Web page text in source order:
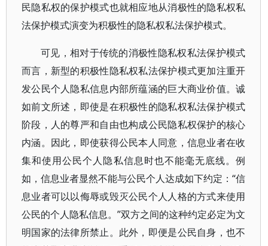
民隐私权的保护模式也就相应地从消极性的隐私权私
法保护模式演变为积极性的隐私权私法保护模式。
可见，相对于传统的消极性隐私权私法保护模式
而言，新型的积极性隐私权私法保护模式更加注重开
发公民个人隐私信息内部所蕴涵的巨大商业价值。诚
如前文所述，即使是在积极性的隐私权私法保护模式
阶段，人的尊严和自由也构成公民隐私权保护的核心
内涵。因此，即使获得公民本人同意，信息业者在收
集和使用公民个人隐私信息时也不能毫无底线。例
如，信息业者显然不能与公民个人达成如下约定：“信
息业者可以以侮辱或毁灭公民个人人格的方式来使用
公民的个人隐私信息。”双方之间的这种约定必定为文
明国家的法律所禁止。此外，即便是公民自身，也不